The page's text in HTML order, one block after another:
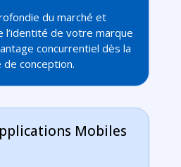
du marché et
l’identité de votre marque
concurrentiel dès la
de conception.
Mobiles